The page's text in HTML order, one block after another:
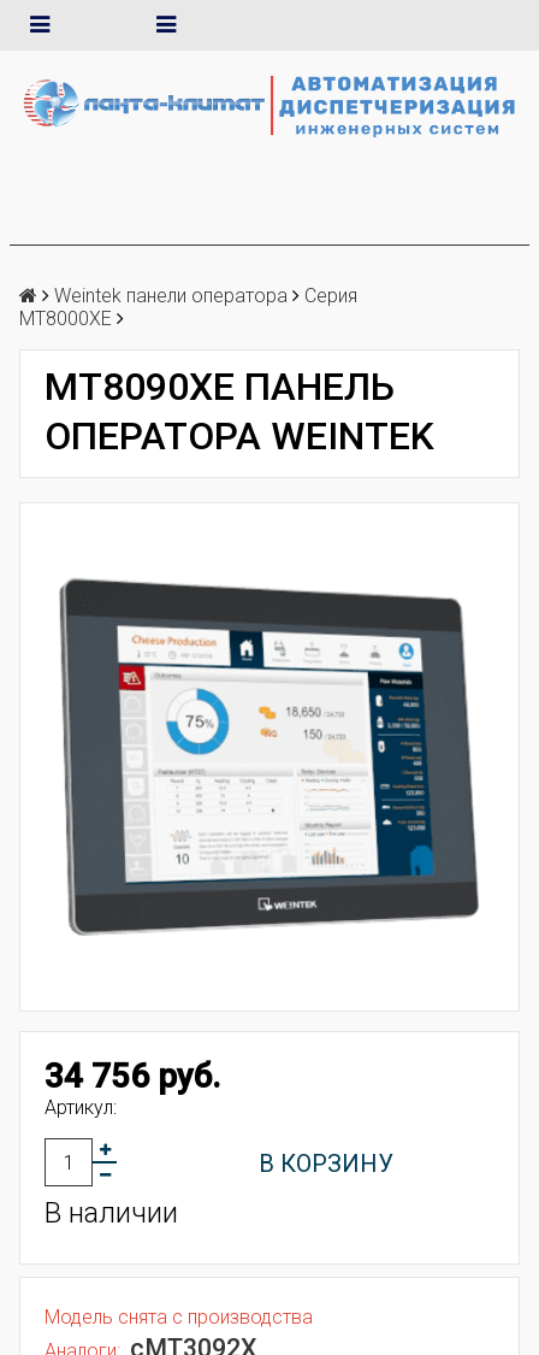
Weintek панели оператора
Серия
MT8000XE
MT8090XE ПАНЕЛЬ
ОПЕРАТОРА WEINTEK
34 756 руб.
Артикул:
В КОРЗИНУ
В наличии
Модель снята с производства
cMT3092X